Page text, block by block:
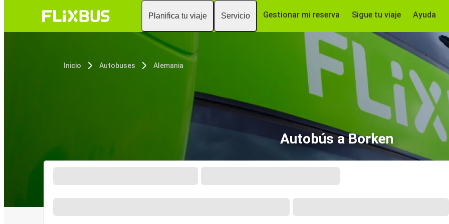
Planifica tu viaje Servicio Gestionar mi reserva Sigue tu viaje Ayuda
Inicio Autobuses Alemania
Autobús a Borken